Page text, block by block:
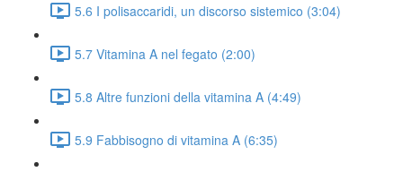
5.6 I polisaccaridi, un discorso sistemico (3:04)
5.7 Vitamina A nel fegato (2:00)
5.8 Altre funzioni della vitamina A (4:49)
5.9 Fabbisogno di vitamina A (6:35)